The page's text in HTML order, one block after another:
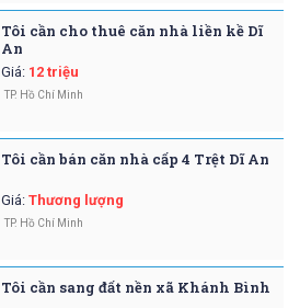
Tôi cần cho thuê căn nhà liền kề Dĩ
An
Giá: 12 triệu
TP. Hồ Chí Minh
Tôi cần bán căn nhà cấp 4 Trệt Dĩ An
Giá: Thương lượng
TP. Hồ Chí Minh
Tôi cần sang đất nền xã Khánh Bình